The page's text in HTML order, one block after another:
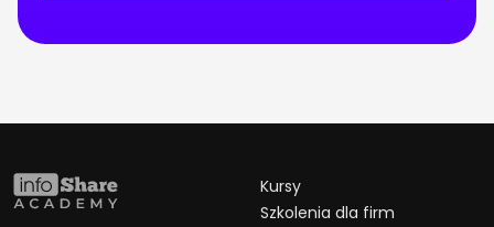
Kursy
Szkolenia dla firm